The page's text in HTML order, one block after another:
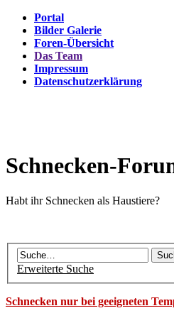
Portal
Bilder Galerie
Foren-Übersicht
Das Team
Impressum
Datenschutzerklärung
Schnecken-
Habt ihr Schnecken als Haustiere?
Erweiterte Suche
Schnecken nur bei geeigneten